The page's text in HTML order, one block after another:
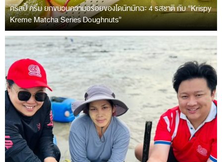
คริสปี้ ครีม ยกขบวนความอร่อยของโดนัทมัทฉะ 4 รสชาติ กับ “Krispy
Kreme Matcha Series Doughnuts”